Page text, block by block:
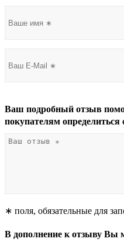
Ваш подробный отзыв
покупателям
∗ поля, обязательные для
В дополнение к отзыву Вы